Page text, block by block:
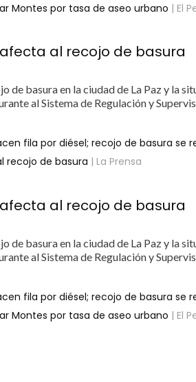
Montes por tasa de aseo urbano | El
al recojo de basura
de basura en la ciudad de La Paz y la
al Sistema de Regulación y
fila por diésel; recojo de basura se
recojo de basura | La Prensa
al recojo de basura
de basura en la ciudad de La Paz y la
al Sistema de Regulación y
fila por diésel; recojo de basura se
Montes por tasa de aseo urbano | El